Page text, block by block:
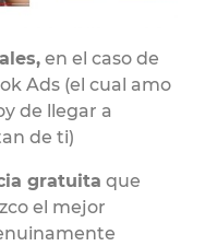
en el caso de
Ads (el cual amo
de llegar a
de ti)
gratuita que
el mejor